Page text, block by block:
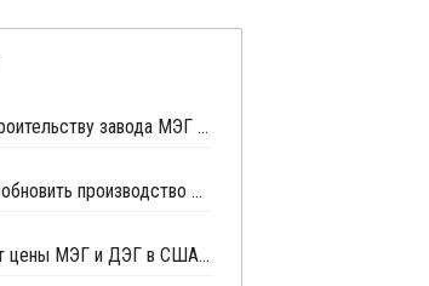
Equate приступила к строительству завода МЭГ в США
Indorama планирует возобновить производство МЭГ и окиси этилена в Техасе в начале апреля
LyondellBasell повышает цены МЭГ и ДЭГ в США с 1 апреля